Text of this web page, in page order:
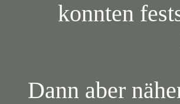
konnten
Dann aber